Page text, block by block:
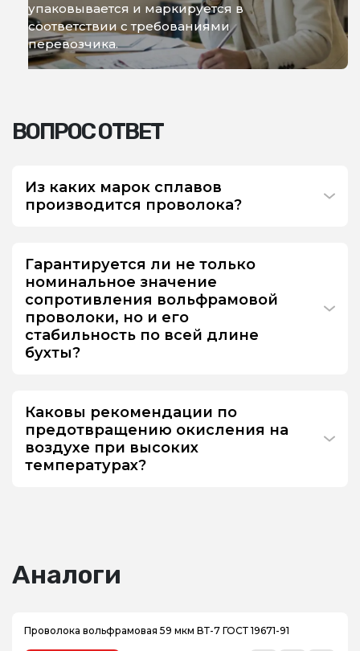
упаковывается и маркируется в
соответствии с требованиями
перевозчика.
ВОПРОС ОТВЕТ
Из каких марок сплавов
производится проволока?
Гарантируется ли не только
номинальное значение
сопротивления вольфрамовой
проволоки, но и его
стабильность по всей длине
бухты?
Каковы рекомендации по
предотвращению окисления на
воздухе при высоких
температурах?
Аналоги
Проволока вольфрамовая 59 мкм ВТ-7 ГОСТ 19671-91